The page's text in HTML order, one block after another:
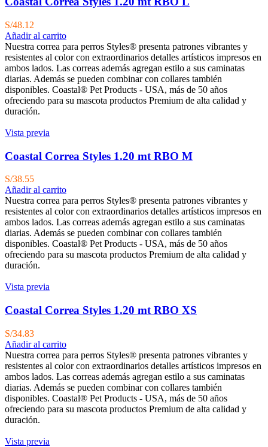
S/48.12
Añadir al carrito
Nuestra correa para perros Styles® presenta patrones vibrantes y
resistentes al color con extraordinarios detalles artísticos impresos en
ambos lados. Las correas además agregan estilo a sus caminatas
diarias. Además se pueden combinar con collares también
disponibles. Coastal® Pet Products - USA, más de 50 años
ofreciendo para su mascota productos Premium de alta calidad y
duración.
Vista previa
Coastal Correa Styles 1.20 mt RBO M
S/38.55
Añadir al carrito
Nuestra correa para perros Styles® presenta patrones vibrantes y
resistentes al color con extraordinarios detalles artísticos impresos en
ambos lados. Las correas además agregan estilo a sus caminatas
diarias. Además se pueden combinar con collares también
disponibles. Coastal® Pet Products - USA, más de 50 años
ofreciendo para su mascota productos Premium de alta calidad y
duración.
Vista previa
Coastal Correa Styles 1.20 mt RBO XS
S/34.83
Añadir al carrito
Nuestra correa para perros Styles® presenta patrones vibrantes y
resistentes al color con extraordinarios detalles artísticos impresos en
ambos lados. Las correas además agregan estilo a sus caminatas
diarias. Además se pueden combinar con collares también
disponibles. Coastal® Pet Products - USA, más de 50 años
ofreciendo para su mascota productos Premium de alta calidad y
duración.
Vista previa